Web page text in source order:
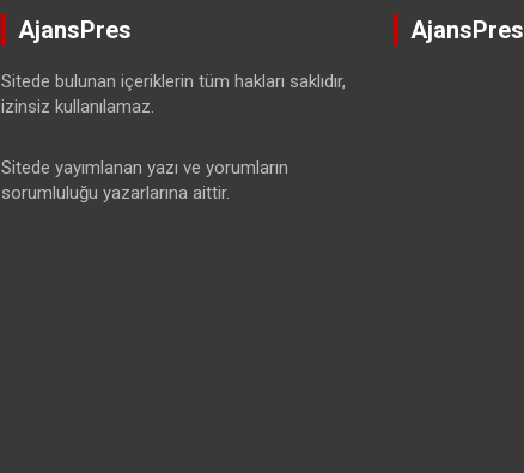
AjansPres
Sitede bulunan içeriklerin tüm hakları saklıdır,
izinsiz kullanılamaz.
Sitede yayımlanan yazı ve yorumların
sorumluluğu yazarlarına aittir.
AjansPres